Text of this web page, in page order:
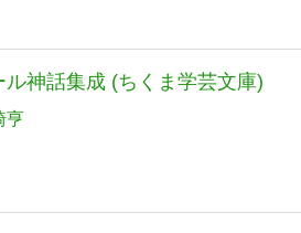
ル神話集成 (ちくま学芸文庫)
亨